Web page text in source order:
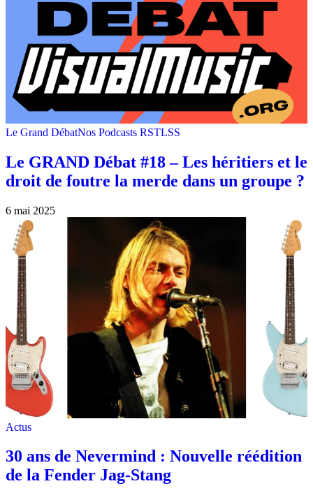
Le Grand DébatNos Podcasts RSTLSS
Le GRAND Débat #18 – Les héritiers et le
droit de foutre la merde dans un groupe ?
6 mai 2025
Actus
30 ans de Nevermind : Nouvelle réédition
de la Fender Jag-Stang